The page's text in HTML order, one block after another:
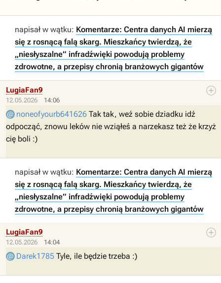
napisał w wątku: Komentarze: Centra danych AI mierzą
się z rosnącą falą skarg. Mieszkańcy twierdzą, że
„niesłyszalne” infradźwięki powodują problemy
zdrowotne, a przepisy chronią branżowych gigantów
12.05.2026 14:06
LugiaFan9
noneofyourb641626 Tak tak, weź sobie dziadku idź
odpocząć, znowu leków nie wziąłeś a narzekasz też że krzyż
cię boli :)
napisał w wątku: Komentarze: Centra danych AI mierzą
się z rosnącą falą skarg. Mieszkańcy twierdzą, że
„niesłyszalne” infradźwięki powodują problemy
zdrowotne, a przepisy chronią branżowych gigantów
12.05.2026 14:04
LugiaFan9
Darek1785 Tyle, ile będzie trzeba :)